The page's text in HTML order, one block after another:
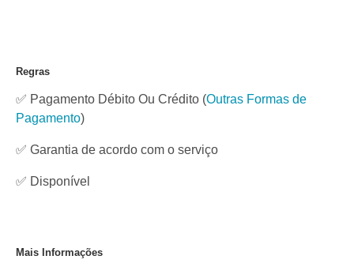
Regras
✅ Pagamento Débito Ou Crédito (Outras Formas de
Pagamento)
✅ Garantia de acordo com o serviço
✅ Disponível
Mais Informações